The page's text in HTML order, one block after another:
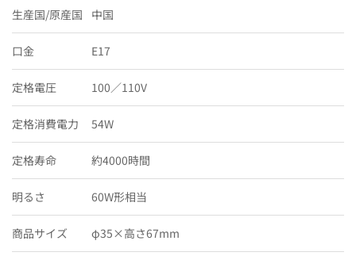
生産国/原産国 中国
口金 E17
定格電圧 100／110V
定格消費電力 54W
定格寿命 約4000時間
明るさ 60W形相当
商品サイズ φ35×高さ67mm